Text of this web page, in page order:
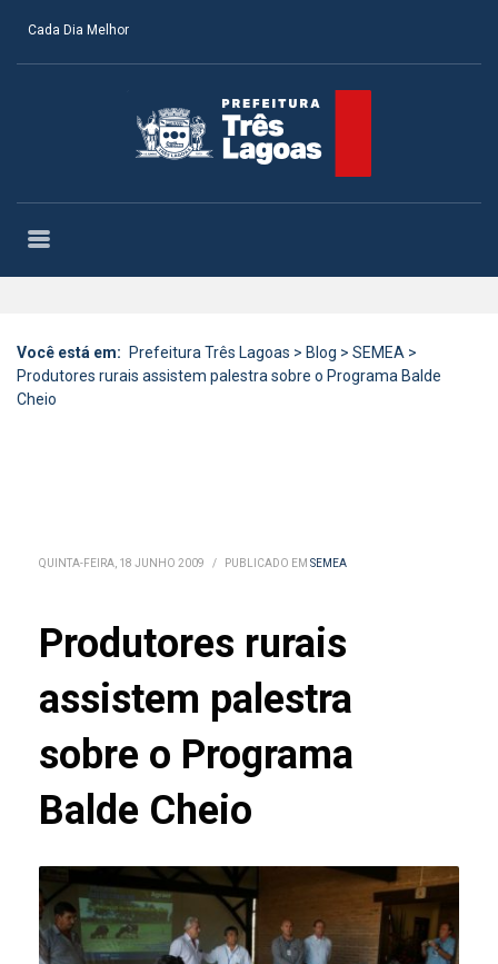
Cada Dia Melhor
Você está em: Prefeitura Três Lagoas > Blog > SEMEA >
Produtores rurais assistem palestra sobre o Programa Balde
Cheio
QUINTA-FEIRA, 18 JUNHO 2009 / PUBLICADO EM SEMEA
Produtores rurais
assistem palestra
sobre o Programa
Balde Cheio